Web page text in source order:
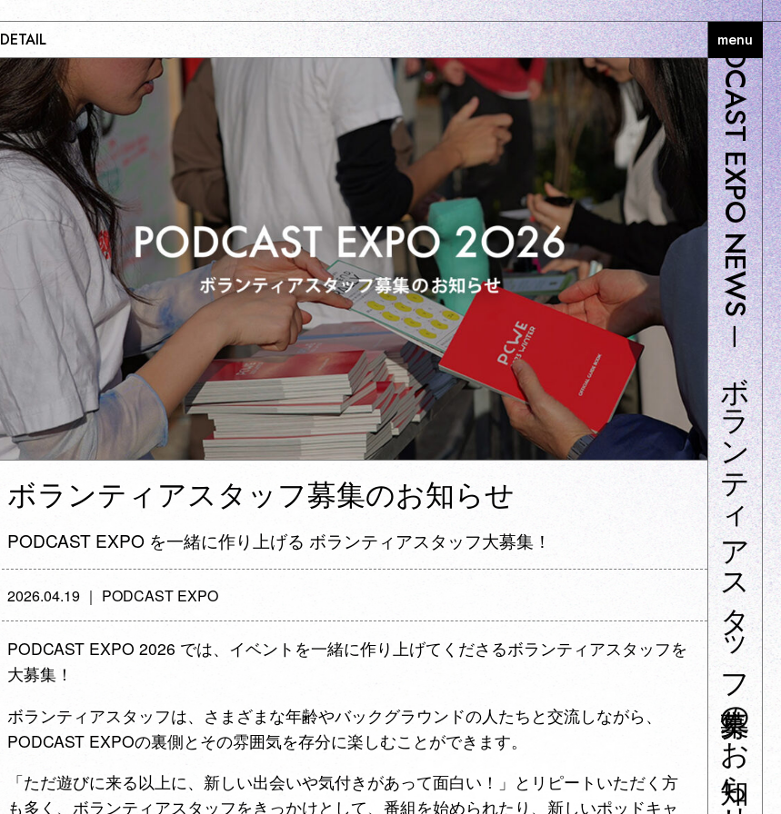
DETAIL menu
ボランティアスタッフ募集のお知らせ
PODCAST EXPO を一緒に作り上げる ボランティアスタッフ大募集！
2026.04.19 ｜ PODCAST EXPO
PODCAST EXPO 2026 では、イベントを一緒に作り上げてくださるボランティアスタッフを
大募集！
ボランティアスタッフは、さまざまな年齢やバックグラウンドの人たちと交流しながら、
PODCAST EXPOの裏側とその雰囲気を存分に楽しむことができます。
「ただ遊びに来る以上に、新しい出会いや気付きがあって面白い！」とリピートいただく方
も多く、ボランティアスタッフをきっかけとして、番組を始められたり、新しいポッドキャ
PODCAST EXPO NEWS ─ ボランティアスタッフ募集のお知らせ